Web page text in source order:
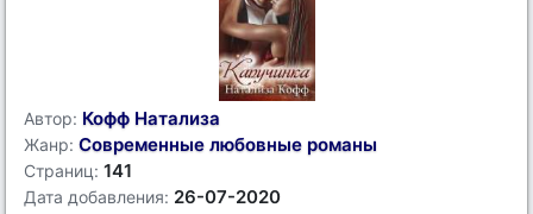
Автор: Кофф Натализа
Жанр: Современные любовные романы
Страниц: 141
Дата добавления: 26-07-2020